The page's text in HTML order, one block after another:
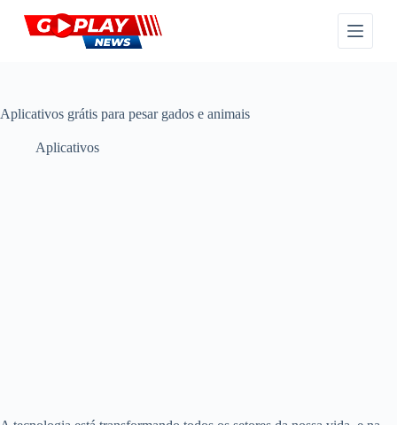
P
a
Aplicativos grátis para pesar gados e animais
Aplicativos